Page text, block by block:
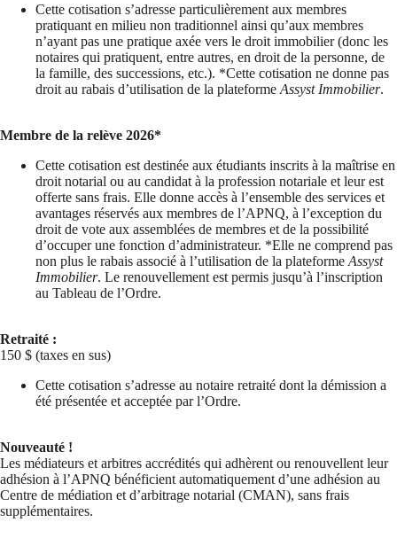
Cette cotisation s’adresse particulièrement aux membres
pratiquant en milieu non traditionnel ainsi qu’aux membres
n’ayant pas une pratique axée vers le droit immobilier (donc les
notaires qui pratiquent, entre autres, en droit de la personne, de
la famille, des successions, etc.). *Cette cotisation ne donne pas
droit au rabais d’utilisation de la plateforme Assyst Immobilier.
Membre de la relève 2026*
Cette cotisation est destinée aux étudiants inscrits à la maîtrise en
droit notarial ou au candidat à la profession notariale et leur est
offerte sans frais. Elle donne accès à l’ensemble des services et
avantages réservés aux membres de l’APNQ, à l’exception du
droit de vote aux assemblées de membres et de la possibilité
d’occuper une fonction d’administrateur. *Elle ne comprend pas
non plus le rabais associé à l’utilisation de la plateforme Assyst
Immobilier. Le renouvellement est permis jusqu’à l’inscription
au Tableau de l’Ordre.
Retraité :
150 $ (taxes en sus)
Cette cotisation s’adresse au notaire retraité dont la démission a
été présentée et acceptée par l’Ordre.
Nouveauté !
Les médiateurs et arbitres accrédités qui adhèrent ou renouvellent leur
adhésion à l’APNQ bénéficient automatiquement d’une adhésion au
Centre de médiation et d’arbitrage notarial (CMAN), sans frais
supplémentaires.